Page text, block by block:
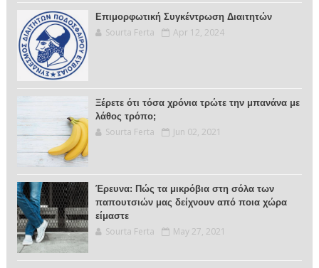
Επιμορφωτική Συγκέντρωση Διαιτητών
Sourta Ferta Apr 12, 2024
Ξέρετε ότι τόσα χρόνια τρώτε την μπανάνα με
λάθος τρόπο;
Sourta Ferta Jun 02, 2021
Έρευνα: Πώς τα μικρόβια στη σόλα των
παπουτσιών μας δείχνουν από ποια χώρα
είμαστε
Sourta Ferta May 27, 2021